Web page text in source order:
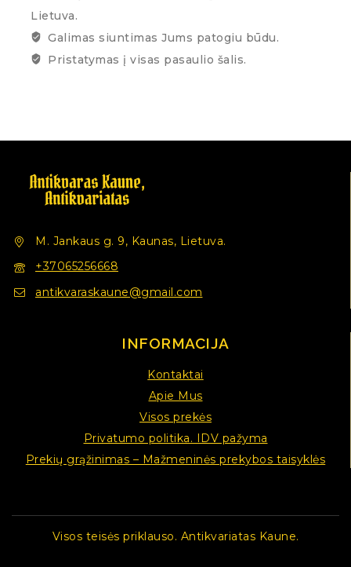
Lietuva.
Galimas siuntimas Jums patogiu būdu.
Pristatymas į visas pasaulio šalis.
M. Jankaus g. 9, Kaunas, Lietuva.
+37065256668
antikvaraskaune@gmail.com
INFORMACIJA
Kontaktai
Apie Mus
Visos prekės
Privatumo politika. IDV pažyma
Prekių grąžinimas – Mažmeninės prekybos taisyklės
Visos teisės priklauso. Antikvariatas Kaune.